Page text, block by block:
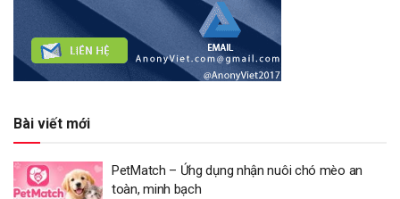
Bài viết mới
PetMatch – Ứng dụng nhận nuôi chó mèo an
toàn, minh bạch